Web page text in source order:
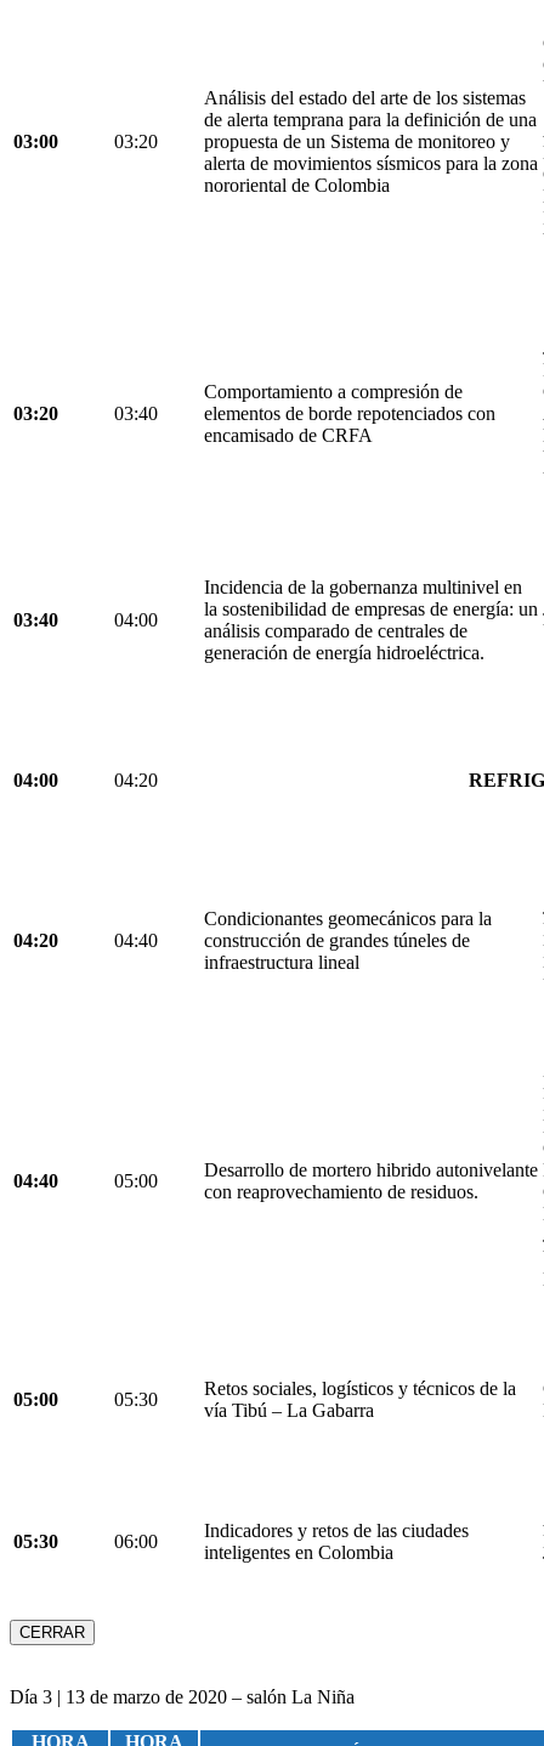
03:00 03:20
Análisis del estado del arte de los sistemas
de alerta temprana para la definición de una
propuesta de un Sistema de monitoreo y
alerta de movimientos sísmicos para la zona
nororiental de Colombia
03:20 03:40
Comportamiento a compresión de
elementos de borde repotenciados con
encamisado de CRFA
03:40 04:00
Incidencia de la gobernanza multinivel en
la sostenibilidad de empresas de energía: un
análisis comparado de centrales de
generación de energía hidroeléctrica.
04:00 04:20
04:20 04:40
Condicionantes geomecánicos para la
construcción de grandes túneles de
infraestructura lineal
04:40 05:00
Desarrollo de mortero hibrido autonivelante
con reaprovechamiento de residuos.
05:00 05:30
Retos sociales, logísticos y técnicos de la
vía Tibú – La Gabarra
05:30 06:00
Indicadores y retos de las ciudades
inteligentes en Colombia
CERRAR
Día 3 | 13 de marzo de 2020 – salón La Niña
HORA HORA